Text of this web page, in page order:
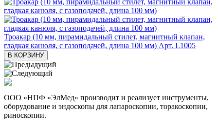
Троакар (10 мм, пирамидальный стилет, магнитный клапан,
гладкая канюля, с газоподачей, длина 100 мм) Арт. L1005
В КОРЗИНУ
ООО «НПФ «ЭлМед» производит и реализует инструменты,
оборудование и эндоскопы для лапароскопии, торакоскопии,
риноскопии.